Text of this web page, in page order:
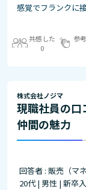
感覚でフランクに
共感した
0
参
株式会社ノジマ
現職社員の口
仲間の魅力
回答者 : 販売（マ
20代 | 男性 | 新卒